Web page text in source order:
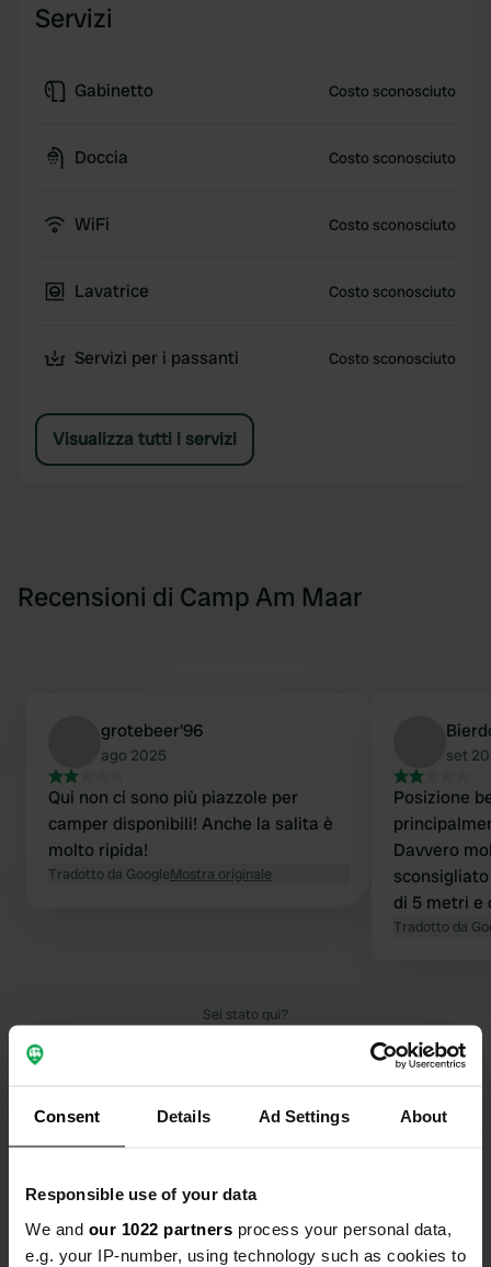
Consent Details Ad Settings About
Responsible use of your data
We and our 1022 partners process your personal data,
e.g. your IP-number, using technology such as cookies to
Servizi
Gabinetto Costo sconosciuto
Doccia Costo sconosciuto
WiFi Costo sconosciuto
Lavatrice Costo sconosciuto
Servizi per i passanti Costo sconosciuto
Visualizza tutti i servizi
Recensioni di Camp Am Maar
grotebeer'96
ago 2025
Qui non ci sono più piazzole per
camper disponibili! Anche la salita è
molto ripida!
Tradotto da GoogleMostra originale
set
Posizione
Davvero
di 5 metri e
😜
Tradotto da
Sei stato qui?
Contatto
Posizione